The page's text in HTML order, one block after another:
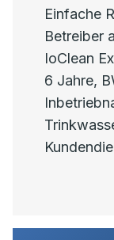
Einfache
Betreiber
IoClean
6 Jahre,